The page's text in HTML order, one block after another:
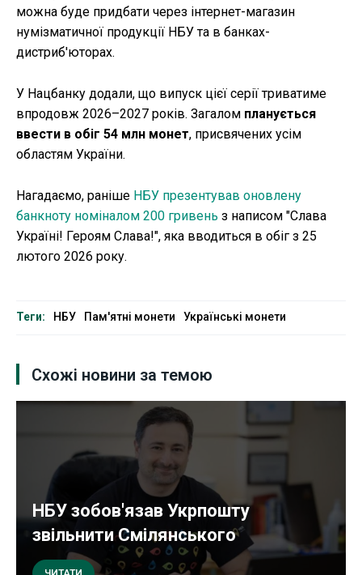
можна буде придбати через інтернет-магазин
нумізматичної продукції НБУ та в банках-
дистриб'юторах.
У Нацбанку додали, що випуск цієї серії триватиме
впродовж 2026–2027 років. Загалом планується
ввести в обіг 54 млн монет, присвячених усім
областям України.
Нагадаємо, раніше НБУ презентував оновлену
банкноту номіналом 200 гривень з написом "Слава
Україні! Героям Слава!", яка вводиться в обіг з 25
лютого 2026 року.
Теги: НБУ Пам'ятні монети Українські монети
Схожі новини за темою
НБУ зобов'язав Укрпошту
звільнити Смілянського